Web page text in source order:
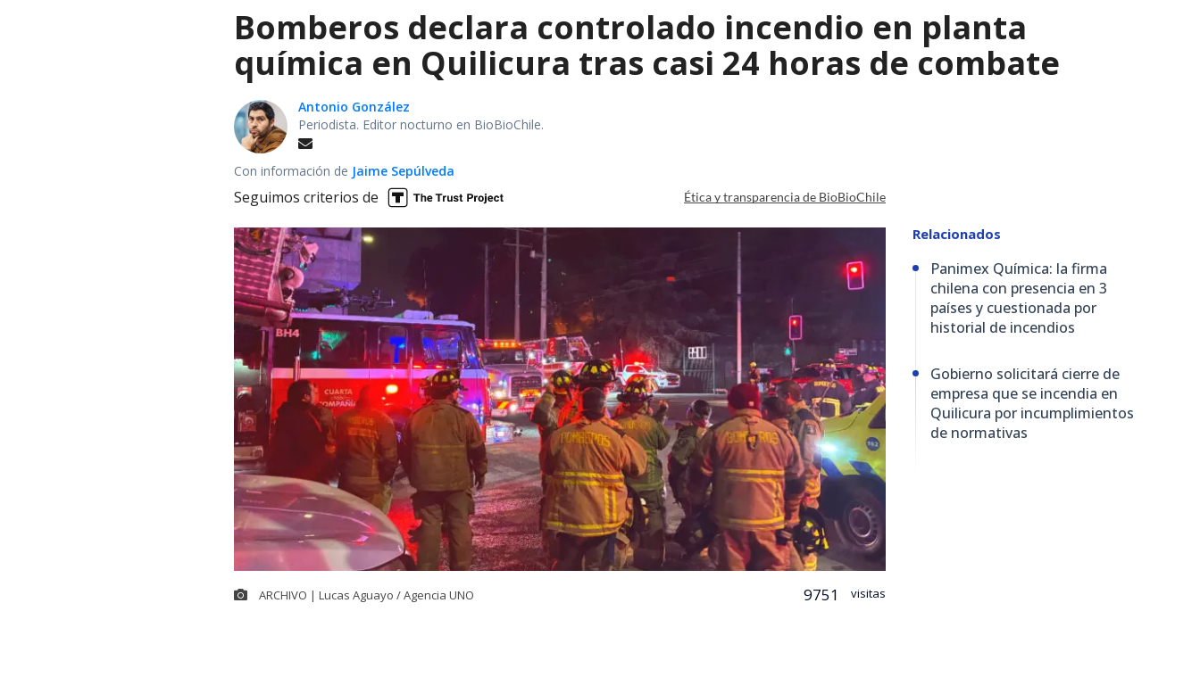
Bomberos declara controlado incendio en planta
química en Quilicura tras casi 24 horas de combate
Antonio González
Periodista. Editor nocturno en BioBioChile.
Con información de Jaime Sepúlveda
Seguimos criterios de Ética y transparencia de BioBioChile
ARCHIVO | Lucas Aguayo / Agencia UNO 9751 visitas
Relacionados
Panimex Química: la firma
chilena con presencia en 3
países y cuestionada por
historial de incendios
Gobierno solicitará cierre de
empresa que se incendia en
Quilicura por incumplimientos
de normativas